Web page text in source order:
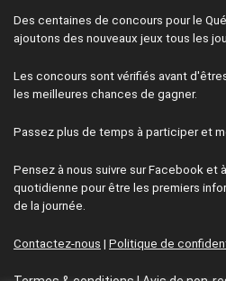
Des centaines de concours pour le
ajoutons des nouveaux jeux tous les
Les concours sont vérifiés avant
les meilleures chances de gagner.
Passez plus de temps à participer et
Pensez à nous suivre sur Facebook et
quotidienne pour être les premiers
de la journée.
Contactez-nous | Politique de